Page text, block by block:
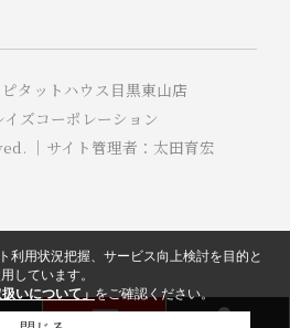
タットハウス目黒東山店
ズコーポレーション
｜サイト管理者：太田育宏
利用状況把握、サービス向上検討を目的と
しています。
いについて」をご確認ください。